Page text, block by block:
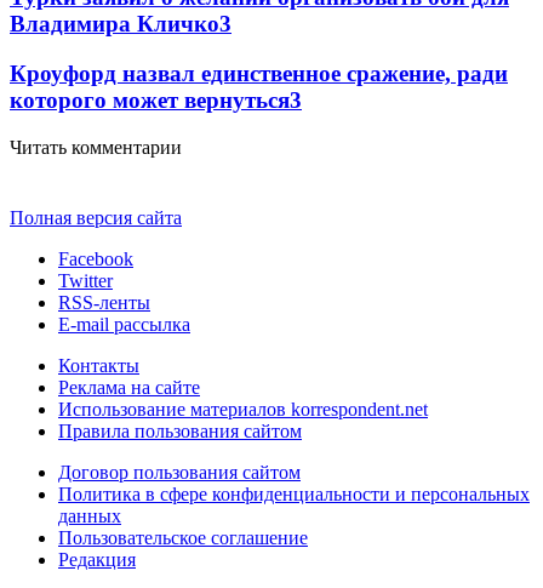
Владимира Кличко3
Кроуфорд назвал единственное сражение, ради
которого может вернуться3
Читать комментарии
Полная версия сайта
Facebook
Twitter
RSS-ленты
E-mail рассылка
Контакты
Реклама на сайте
Использование материалов korrespondent.net
Правила пользования сайтом
Договор пользования сайтом
Политика в сфере конфиденциальности и персональных
данных
Пользовательское соглашение
Редакция